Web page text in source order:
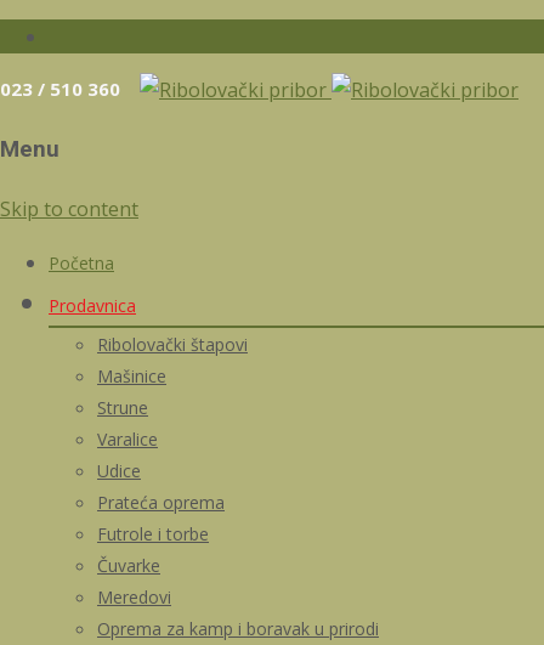
023 / 510 360
Menu
Skip to content
Početna
Prodavnica
Ribolovački štapovi
Mašinice
Strune
Varalice
Udice
Prateća oprema
Futrole i torbe
Čuvarke
Meredovi
Oprema za kamp i boravak u prirodi